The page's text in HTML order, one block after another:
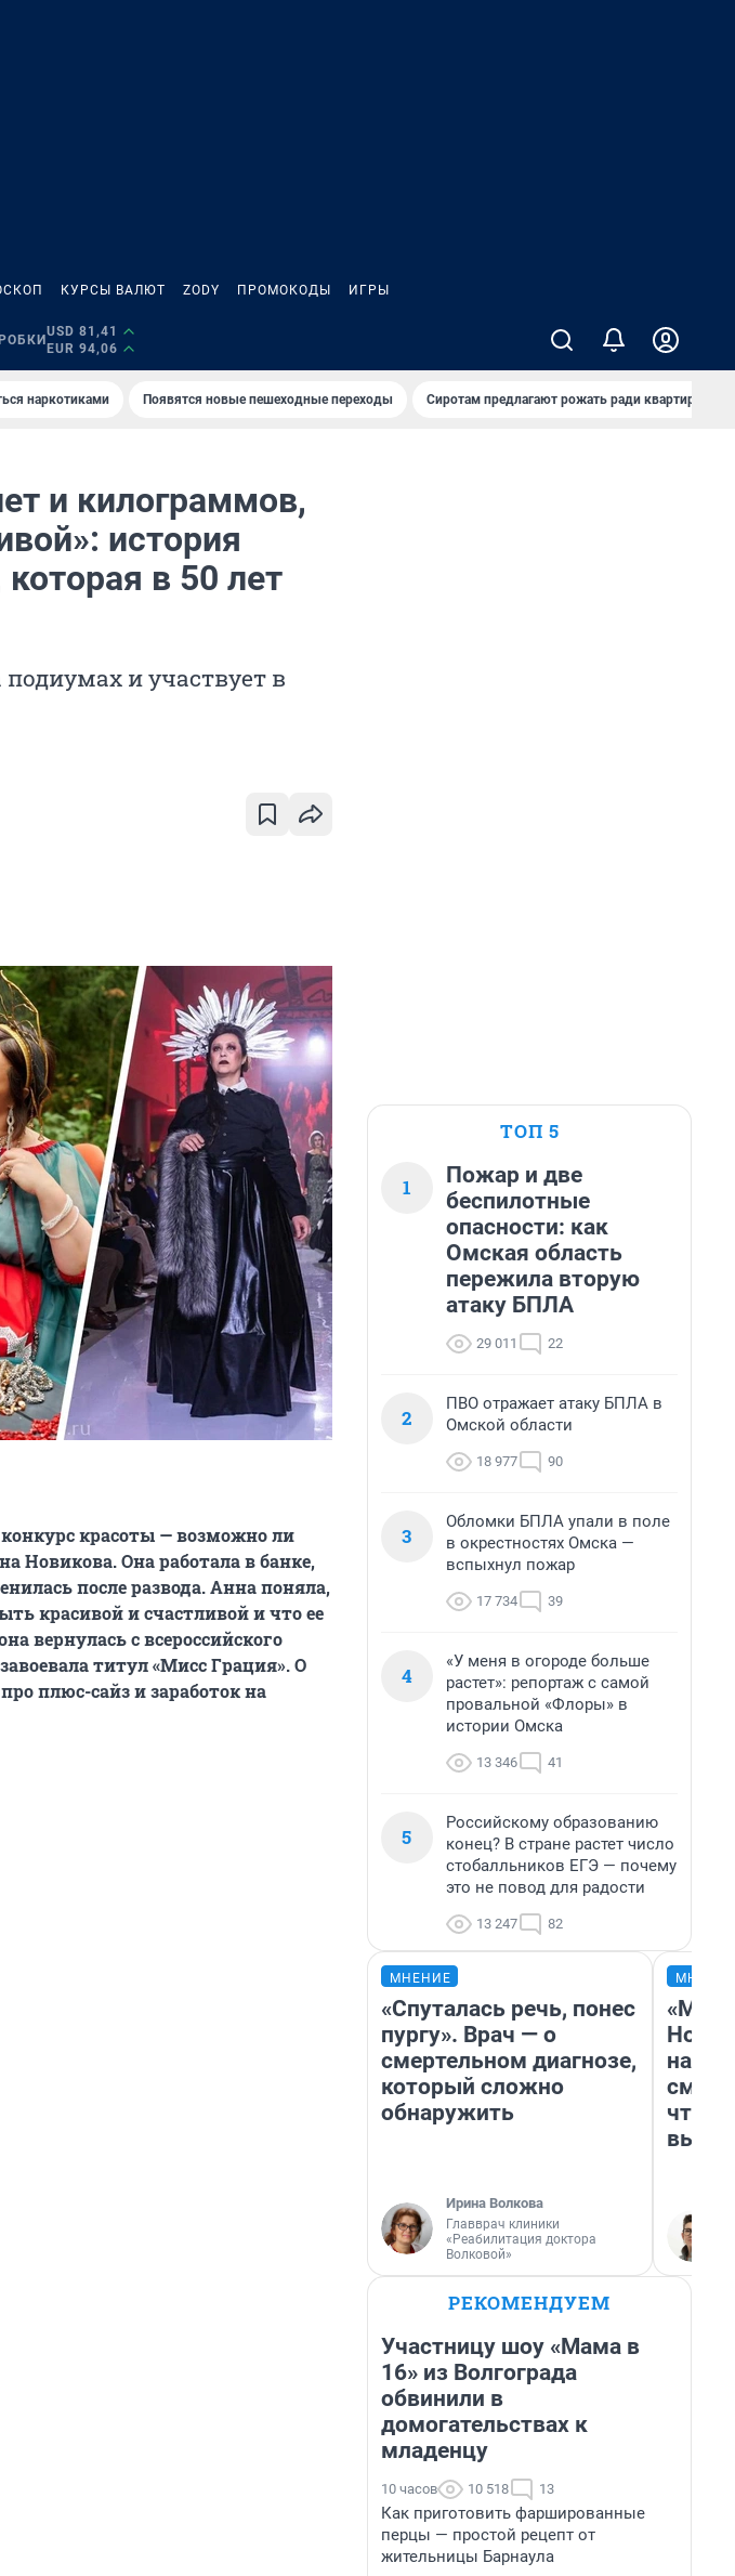
КУРСЫ ВАЛЮТ ZODY ПРОМОКОДЫ ИГРЫ
USD 81,41
EUR 94,06
наркотиками Появятся новые пешеходные переходы Сиротам предлагают рожать ради квартиры
и килограммов,
история
в 50 лет
и участвует в
красоты — возможно ли
Новикова. Она работала в банке,
после развода. Анна поняла,
красивой и счастливой и что ее
вернулась с всероссийского
титул «Мисс Грация». О
плюс-сайз и заработок на
ТОП 5
1
Пожар и две
беспилотные
опасности: как
Омская область
пережила вторую
атаку БПЛА
29 011 22
2
ПВО отражает атаку БПЛА в
Омской области
18 977 90
3
Обломки БПЛА упали в поле
в окрестностях Омска —
вспыхнул пожар
17 734 39
4
«У меня в огороде больше
растет»: репортаж с самой
провальной «Флоры» в
истории Омска
13 346 41
5
Российскому образованию
конец? В стране растет число
стобалльников ЕГЭ — почему
это не повод для радости
13 247 82
МНЕНИЕ
«Спуталась речь, понес
пургу». Врач — о
смертельном диагнозе,
который сложно
обнаружить
Ирина Волкова
Главврач клиники
«Реабилитация доктора
Волковой»
«Мы
РЕКОМЕНДУЕМ
Участницу шоу «Мама в
16» из Волгограда
обвинили в
домогательствах к
младенцу
10 часов 10 518 13
Как приготовить фаршированные
перцы — простой рецепт от
жительницы Барнаула